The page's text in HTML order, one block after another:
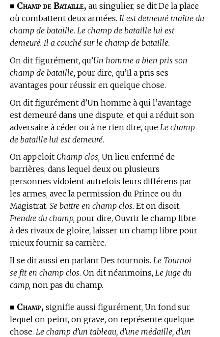
■ Champ de Bataille, au singulier, se dit De la place
où combattent deux armées. Il est demeuré maître du
champ de bataille. Le champ de bataille lui est
demeuré. Il a couché sur le champ de bataille.
On dit figurément, qu’Un homme a bien pris son
champ de bataille, pour dire, qu’Il a pris ses
avantages pour réussir en quelque chose.
On dit figurément d’Un homme à qui l’avantage
est demeuré dans une dispute, et qui a réduit son
adversaire à céder ou à ne rien dire, que Le champ
de bataille lui est demeuré.
On appeloit Champ clos, Un lieu enfermé de
barrières, dans lequel deux ou plusieurs
personnes vidoient autrefois leurs différens par
les armes, avec la permission du Prince ou du
Magistrat. Se battre en champ clos. Et on disoit,
Prendre du champ, pour dire, Ouvrir le champ libre
à des rivaux de gloire, laisser un champ libre pour
mieux fournir sa carrière.
Il se dit aussi en parlant Des tournois. Le Tournoi
se fit en champ clos. On dit néanmoins, Le Juge du
camp, non pas du champ.
■ Champ, signifie aussi figurément, Un fond sur
lequel on peint, on grave, on représente quelque
chose. Le champ d’un tableau, d’une médaille, d’un